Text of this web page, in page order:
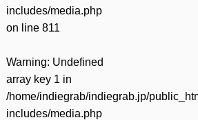
includes/media.php
on line 811
Warning: Undefined
array key 1 in
/home/indiegrab/indiegrab.jp/
includes/media.php